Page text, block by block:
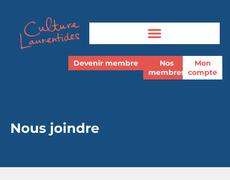
Devenir membre
Nos
membres
Mon
compte
Nous joindre